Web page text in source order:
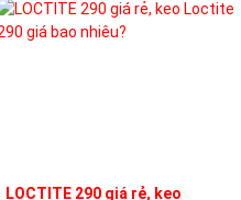
LOCTITE 290 giá rẻ, keo